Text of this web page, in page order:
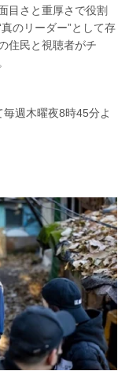
目さと重厚さで役割
のリーダー”として存
住民と視聴者がチ
週木曜夜8時45分よ